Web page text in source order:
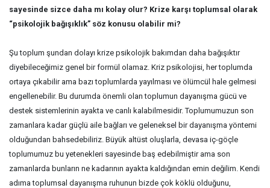
sayesinde sizce daha mı kolay olur? Krize karşı toplumsal olarak
“psikolojik bağışıklık” söz konusu olabilir mi?
Şu toplum şundan dolayı krize psikolojik bakımdan daha bağışıktır
diyebileceğimiz genel bir formül olamaz. Kriz psikolojisi, her toplumda
ortaya çıkabilir ama bazı toplumlarda yayılması ve ölümcül hale gelmesi
engellenebilir. Bu durumda önemli olan toplumun dayanışma gücü ve
destek sistemlerinin ayakta ve canlı kalabilmesidir. Toplumumuzun son
zamanlara kadar güçlü aile bağları ve geleneksel bir dayanışma yöntemi
olduğundan bahsedebiliriz. Büyük altüst oluşlarla, devasa iç-göçle
toplumumuz bu yetenekleri sayesinde baş edebilmiştir ama son
zamanlarda bunların ne kadarının ayakta kaldığından emin değilim. Kendi
adıma toplumsal dayanışma ruhunun bizde çok köklü olduğunu,